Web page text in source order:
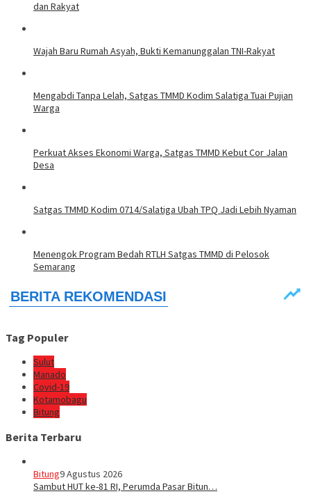
dan Rakyat
Wajah Baru Rumah Asyah, Bukti Kemanunggalan TNI-Rakyat
Mengabdi Tanpa Lelah, Satgas TMMD Kodim Salatiga Tuai Pujian
Warga
Perkuat Akses Ekonomi Warga, Satgas TMMD Kebut Cor Jalan
Desa
Satgas TMMD Kodim 0714/Salatiga Ubah TPQ Jadi Lebih Nyaman
Menengok Program Bedah RTLH Satgas TMMD di Pelosok
Semarang
Tag Populer
Sulut
Manado
Covid-19
Kotamobagu
Bitung
Berita Terbaru
Bitung9 Agustus 2026
Sambut HUT ke-81 RI, Perumda Pasar Bitun…